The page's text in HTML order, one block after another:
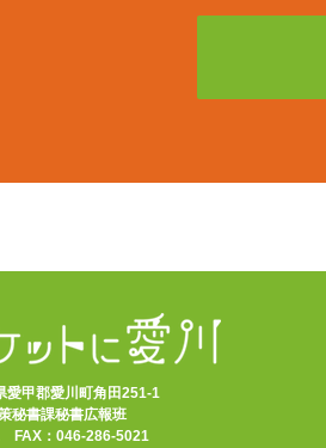
愛甲郡愛川町角田251-1
秘書課秘書広報班
FAX：046-286-5021